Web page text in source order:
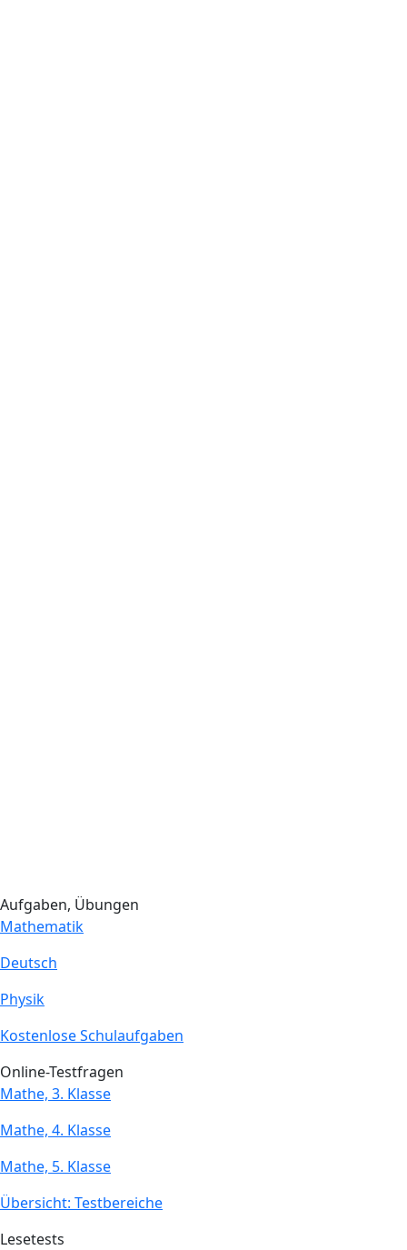
Aufgaben, Übungen
Mathematik
Deutsch
Physik
Kostenlose Schulaufgaben
Online-Testfragen
Mathe, 3. Klasse
Mathe, 4. Klasse
Mathe, 5. Klasse
Übersicht: Testbereiche
Lesetests